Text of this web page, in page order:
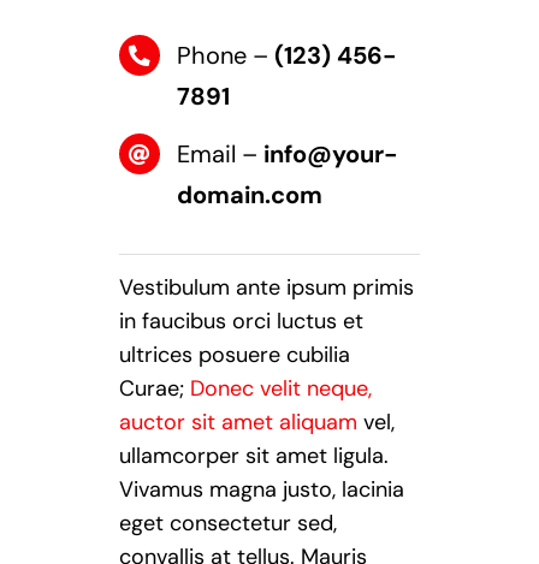
Phone – (123) 456-
7891
Email – info@your-
domain.com
Vestibulum ante ipsum primis
in faucibus orci luctus et
ultrices posuere cubilia
Curae; Donec velit neque,
auctor sit amet aliquam vel,
ullamcorper sit amet ligula.
Vivamus magna justo, lacinia
eget consectetur sed,
convallis at tellus. Mauris